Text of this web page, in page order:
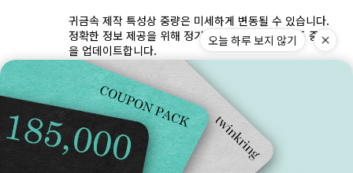
귀금속 제작 특성상 중량은 미세하게 변동될 수 있습니다.
정확한 정보 제공을 위해 정기적인 실측을 거쳐 기준 중량
을 업데이트합니다.
이에 따라 고지 중량이 상이할 수 있으나, 모든 중량 기준
과 혜택은 '주문 당시'의 안내 사항을 원칙으로 적용합니
다. 최상의 품질과 투명한 정보를 위해 노력하겠습니다.
기준 중량보다 높아도 추가 금액은 없습니다. 오차 범위보
다 낮게 제작되면? 부족한 중량만큼 현금 환급해 드립니
다.
오늘 하루 보지 않기